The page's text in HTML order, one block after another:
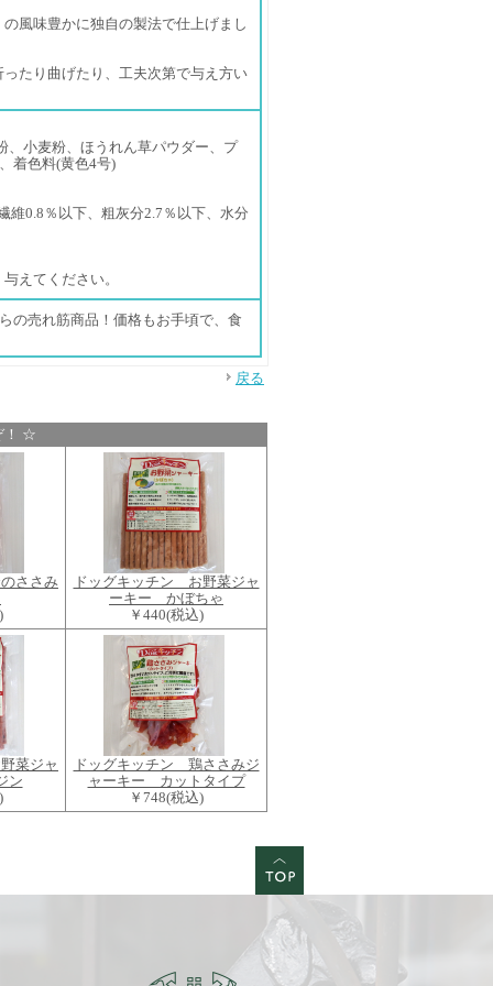
風味豊かに独自の製法で仕上げまし
たり曲げたり、工夫次第で与え方い
、小麦粉、ほうれん草パウダー、プ
着色料(黄色4号)
維0.8％以下、粗灰分2.7％以下、水分
えてください。
の売れ筋商品！価格もお手頃で、食
戻る
！ ☆
ささみ
ドッグキッチン お野菜ジャ
ーキー かぼちゃ
￥440(税込)
菜ジャ
ン
ドッグキッチン 鶏ささみジ
ャーキー カットタイプ
￥748(税込)